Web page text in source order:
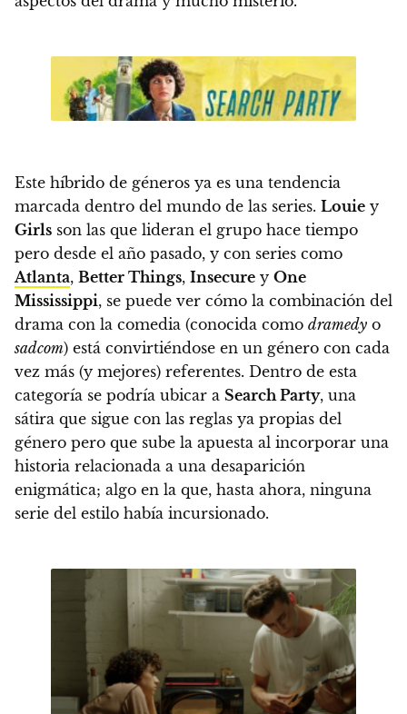
Este híbrido de géneros ya es una tendencia
marcada dentro del mundo de las series. Louie y
Girls son las que lideran el grupo hace tiempo
pero desde el año pasado, y con series como
Atlanta, Better Things, Insecure y One
Mississippi, se puede ver cómo la combinación del
drama con la comedia (conocida como dramedy o
sadcom) está convirtiéndose en un género con cada
vez más (y mejores) referentes. Dentro de esta
categoría se podría ubicar a Search Party, una
sátira que sigue con las reglas ya propias del
género pero que sube la apuesta al incorporar una
historia relacionada a una desaparición
enigmática; algo en la que, hasta ahora, ninguna
serie del estilo había incursionado.